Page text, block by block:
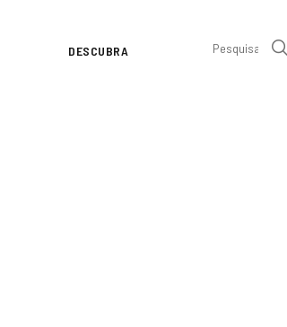
DESCUBRA